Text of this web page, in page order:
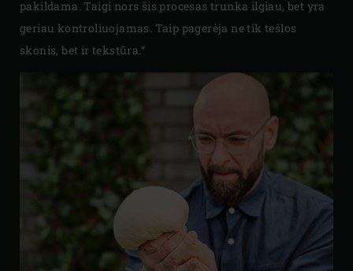
pakildama. Taigi nors šis procesas trunka ilgiau, bet yra
geriau kontroliuojamas. Taip pagerėja ne tik tešlos
skonis, bet ir tekstūra.“